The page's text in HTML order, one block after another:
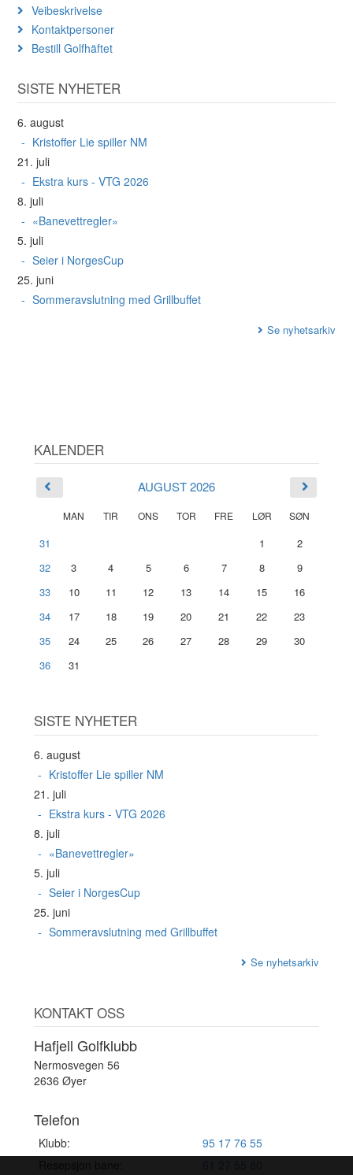
Veibeskrivelse
Kontaktpersoner
Bestill Golfhäftet
SISTE NYHETER
6. august
Kristoffer Lie spiller NM
21. juli
Ekstra kurs - VTG 2026
8. juli
«Banevettregler»
5. juli
Seier i NorgesCup
25. juni
Sommeravslutning med Grillbuffet
Se nyhetsarkiv
KALENDER
AUGUST 2026
MAN TIR ONS TOR FRE LØR SØN
31 1
2
32
3 4 5 6 7 8
9
33
10 11 12 13 14 15
16
34
17 18 19 20 21 22
23
35
24 25 26 27 28 29
30
36
31
SISTE NYHETER
6. august
Kristoffer Lie spiller NM
21. juli
Ekstra kurs - VTG 2026
8. juli
«Banevettregler»
5. juli
Seier i NorgesCup
25. juni
Sommeravslutning med Grillbuffet
Se nyhetsarkiv
KONTAKT OSS
Hafjell Golfklubb
Nermosvegen 56
2636 Øyer
Telefon
Klubb:
95 17 76 55